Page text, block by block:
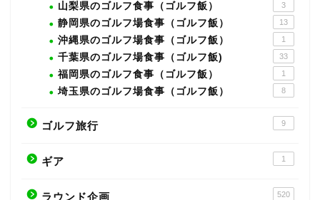
山梨県のゴルフ食事（ゴルフ飯） 3
静岡県のゴルフ場食事（ゴルフ飯） 13
沖縄県のゴルフ場食事（ゴルフ飯） 1
千葉県のゴルフ場食事（ゴルフ飯) 33
福岡県のゴルフ食事（ゴルフ飯） 1
埼玉県のゴルフ場食事（ゴルフ飯） 8
ゴルフ旅行 9
ギア 1
ラウンド企画 520